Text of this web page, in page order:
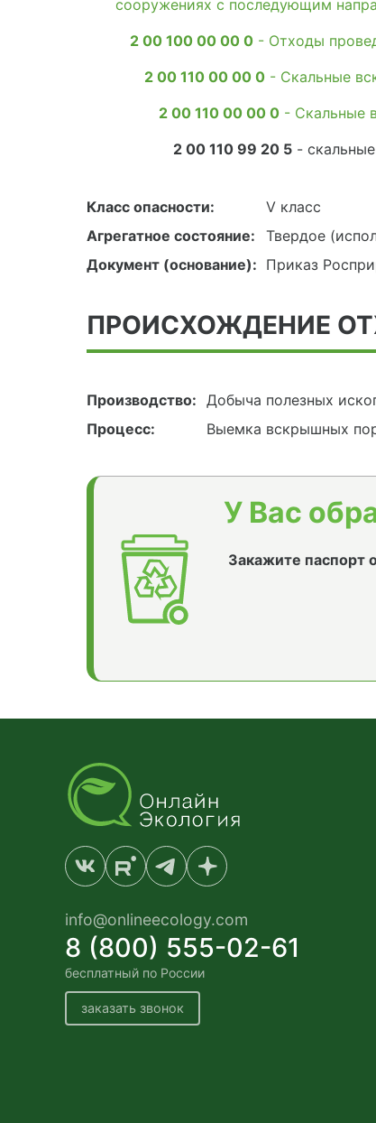
сооружениях с последующим
2 00 100 00 00 0 - Отходы
2 00 110 00 00 0 - Скальные
2 00 110 00 00 0 - Скальные
2 00 110 99 20 5 -
Класс опасности:
V класс
Агрегатное состояние:
Твердое
Документ (основание): Приказ
ПРОИСХОЖДЕНИЕ
Производство: Добыча полезных
Процесс:
Выемка вскрышных
У Вас
Закажите паспорт
info@onlineecology.com
8 (800) 555-02-61
бесплатный по России
заказать звонок